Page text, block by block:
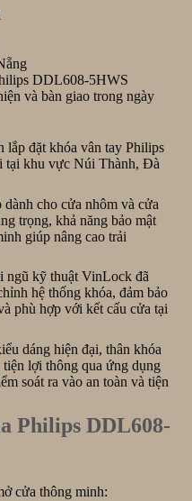
DDL608-5HWS
và bàn giao trong ngày
đặt khóa vân tay Philips
tại khu vực Núi Thành, Đà
cho cửa nhôm và cửa
trọng, khả năng bảo mật
giúp nâng cao trải
ngũ kỹ thuật VinLock đã
hệ thống khóa, đảm bảo
phù hợp với kết cấu cửa tại
dáng hiện đại, thân khóa
lợi thông qua ứng dụng
soát ra vào an toàn và tiện
Philips DDL608-
cửa thông minh: